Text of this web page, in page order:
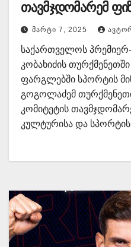
თავმჯდომარემ
და სპორტის
მემორანდუმი
ᲛᲐᲠᲢᲘ 7, 2025
საქართველოს
კობახიძის
ფარგლებში სპორტის
გოგოლაძემ
კომიტეტის
კულტურისა და